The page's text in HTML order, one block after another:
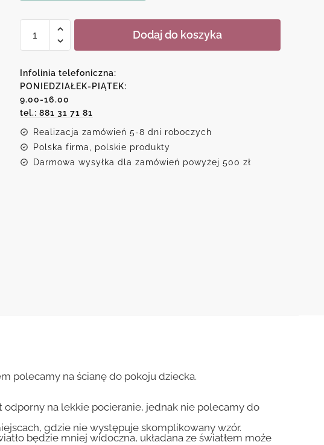
Tapeta
misiem
Dodaj do koszyka
Infolinia telefoniczna:
PONIEDZIAŁEK-PIĄTEK:
9.00-16.00
tel.: 881 31 71 81
Realizacja zamówień 5-8 dni roboczych
Polska firma, polskie produkty
Darmowa wysyłka dla zamówień powyżej 500 zł
polecamy na ścianę do pokoju dziecka.
odporny na lekkie pocieranie, jednak nie polecamy do
gdzie nie występuje skomplikowany wzór.
będzie mniej widoczna, układana ze światłem może